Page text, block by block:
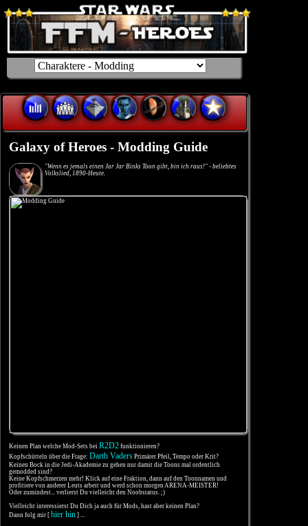
Galaxy of Heroes - Modding Guide
"Wenn es jemals einen Jar Jar Binks Toon gibt, bin ich raus!" - beliebtes
Volkslied, 1890-Heute.
Keinen Plan welche Mod-Sets bei R2D2 funktionieren?
Kopfschütteln über die Frage: Darth Vaders Primärer Pfeil, Tempo oder Krit?
Keinen Bock in die Jedi-Akademie zu gehen nur damit die Toons mal ordentlich
gemodded sind?
Keine Kopfschmerzen mehr! Klick auf eine Fraktion, dann auf den Toonnamen und
profitiere von anderer Leuts arbeit und werd schon morgen ARENA-MEISTER!
Oder zumindest... verlierst Du vielleicht den Noobstatus. ;)
Vielleicht interessierst Du Dich ja auch für Mods, hast aber keinen Plan?
Dann folg mir [ hier hin ] ...